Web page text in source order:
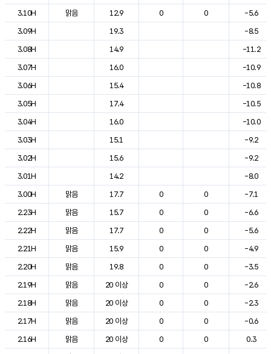
3.10H
맑음 12.9 0 0
-5.6
3.09H
19.3
-8.5
3.08H
14.9
-11.2
3.07H
16.0
-10.9
3.06H
15.4
-10.8
3.05H
17.4
-10.5
3.04H
16.0
-10.0
3.03H
15.1
-9.2
3.02H
15.6
-9.2
3.01H
14.2
-8.0
3.00H
맑음 17.7 0 0
-7.1
2.23H
맑음 15.7 0 0
-6.6
2.22H
맑음 17.7 0 0
-5.6
2.21H
맑음 15.9 0 0
-4.9
2.20H
맑음 19.8 0 0
-3.5
2.19H
맑음 20 이상 0 0
-2.6
2.18H
맑음 20 이상 0 0
-2.3
2.17H
맑음 20 이상 0 0
-0.6
2.16H
맑음 20 이상 0 0
0.3